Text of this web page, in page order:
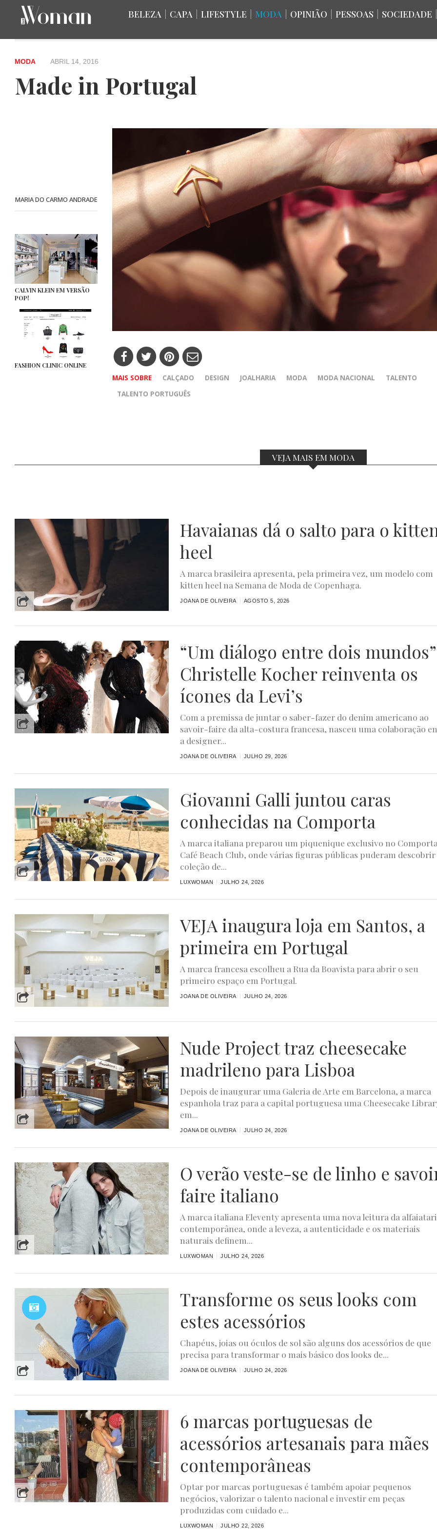
BELEZA CAPA LIFESTYLE MODA OPINIÃO PESSOAS SOCIEDADE
MODA ABRIL 14, 2016
Made in Portugal
MARIA DO CARMO ANDRADE
CALVIN KLEIN EM VERSÃO
POP!
FASHION CLINIC ONLINE
MAIS SOBRE CALÇADO DESIGN JOALHARIA MODA MODA NACIONAL
TALENTO
TALENTO PORTUGUÊS
VEJA MAIS EM MODA
Havaianas dá o salto para o
heel
A marca brasileira apresenta, pela primeira vez, um modelo com
kitten heel na Semana de Moda de Copenhaga.
JOANA DE OLIVEIRA AGOSTO 5, 2026
“Um diálogo entre dois
Christelle Kocher reinventa os
ícones da Levi’s
Com a premissa de juntar o saber-fazer do denim americano ao
savoir-faire da alta-costura francesa, nasceu uma colaboração
a designer...
JOANA DE OLIVEIRA JULHO 29, 2026
Giovanni Galli juntou caras
conhecidas na Comporta
A marca italiana preparou um piquenique exclusivo no Comporta
Café Beach Club, onde várias figuras públicas puderam descobrir
coleção de...
LUXWOMAN JULHO 24, 2026
VEJA inaugura loja em Santos, a
primeira em Portugal
A marca francesa escolheu a Rua da Boavista para abrir o seu
primeiro espaço em Portugal.
JOANA DE OLIVEIRA JULHO 24, 2026
Nude Project traz cheesecake
madrileno para Lisboa
Depois de inaugurar uma Galeria de Arte em Barcelona, a marca
espanhola traz para a capital portuguesa uma Cheesecake
em...
JOANA DE OLIVEIRA JULHO 24, 2026
O verão veste-se de linho e
faire italiano
A marca italiana Eleventy apresenta uma nova leitura da
contemporânea, onde a leveza, a autenticidade e os materiais
naturais definem...
LUXWOMAN JULHO 24, 2026
Transforme os seus looks com
estes acessórios
Chapéus, joias ou óculos de sol são alguns dos acessórios de que
precisa para transformar o mais básico dos looks de...
JOANA DE OLIVEIRA JULHO 24, 2026
6 marcas portuguesas de
acessórios artesanais para mães
contemporâneas
Optar por marcas portuguesas é também apoiar pequenos
negócios, valorizar o talento nacional e investir em peças
produzidas com cuidado e...
LUXWOMAN JULHO 22, 2026